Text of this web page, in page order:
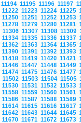
11194 11195 11196 11197
11222 11223 11224 11225
11250 11251 11252 11253
11278 11279 11280 11281
11306 11307 11308 11309
11334 11335 11336 11337
11362 11363 11364 11365
11390 11391 11392 11393
11418 11419 11420 11421
11446 11447 11448 11449
11474 11475 11476 11477
11502 11503 11504 11505
11530 11531 11532 11533
11558 11559 11560 11561
11586 11587 11588 11589
11614 11615 11616 11617
11642 11643 11644 11645
11670 11671 11672 11673